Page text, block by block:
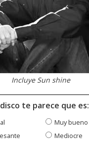
Incluye Sun shine
disco te parece que es:
Muy bueno
Mediocre